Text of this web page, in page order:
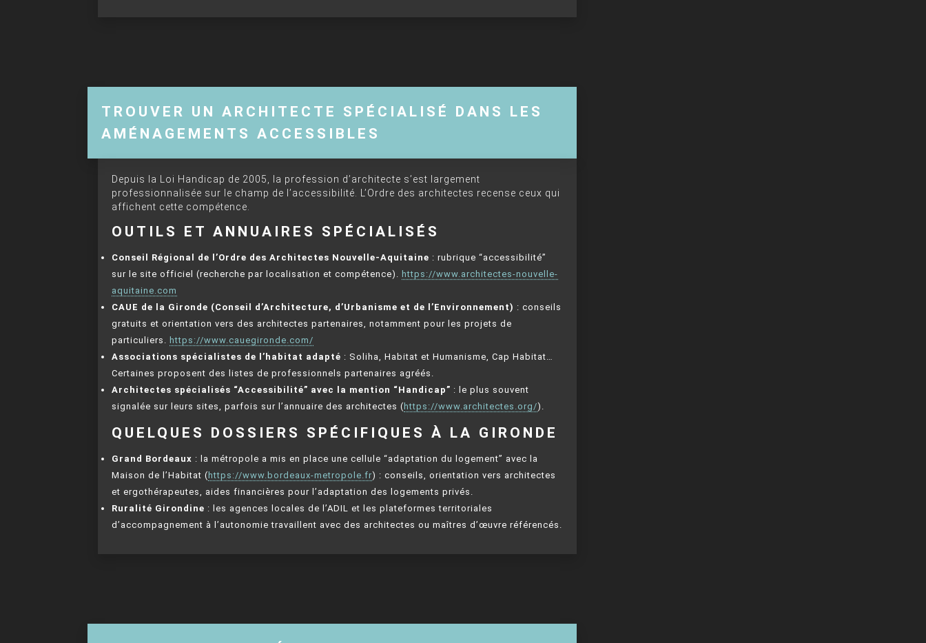
TROUVER UN ARCHITECTE SPÉCIALISÉ DANS LES
AMÉNAGEMENTS ACCESSIBLES
Depuis la Loi Handicap de 2005, la profession d’architecte s’est largement
professionnalisée sur le champ de l’accessibilité. L’Ordre des architectes recense ceux qui
affichent cette compétence.
OUTILS ET ANNUAIRES SPÉCIALISÉS
Conseil Régional de l’Ordre des Architectes Nouvelle-Aquitaine : rubrique “accessibilité”
sur le site officiel (recherche par localisation et compétence).
https://www.architectes-nouvelle-
aquitaine.com
CAUE de la Gironde (Conseil d’Architecture, d’Urbanisme et de l’Environnement) : conseils
gratuits et orientation vers des architectes partenaires, notamment pour les projets de
particuliers.
https://www.cauegironde.com/
Associations spécialistes de l’habitat adapté : Soliha, Habitat et Humanisme, Cap Habitat…
Certaines proposent des listes de professionnels partenaires agréés.
Architectes spécialisés “Accessibilité” avec la mention “Handicap” : le plus souvent
signalée sur leurs sites, parfois sur l’annuaire des architectes ( https://www.architectes.org/).
QUELQUES DOSSIERS SPÉCIFIQUES À LA GIRONDE
Grand Bordeaux : la métropole a mis en place une cellule “adaptation du logement” avec la
Maison de l’Habitat ( https://www.bordeaux-metropole.fr) : conseils, orientation vers architectes
et ergothérapeutes, aides financières pour l’adaptation des logements privés.
Ruralité Girondine : les agences locales de l’ADIL et les plateformes territoriales
d’accompagnement à l’autonomie travaillent avec des architectes ou maîtres d’œuvre référencés.